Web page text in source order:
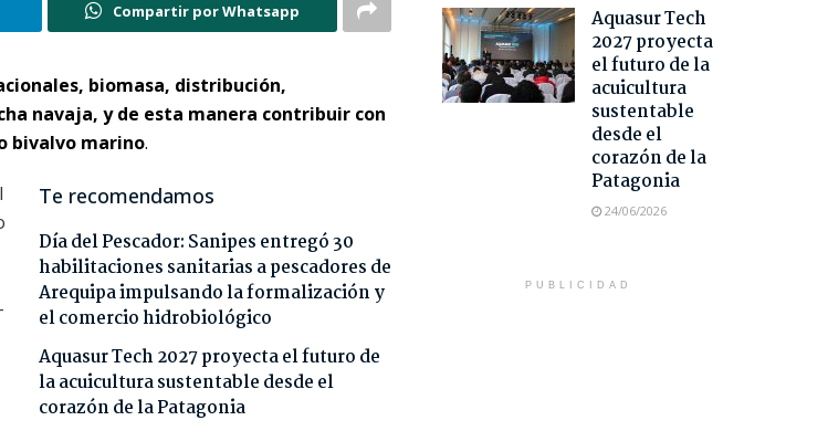
Compartir por Whatsapp
biomasa, distribución,
navaja, y de esta manera contribuir con
bivalvo marino.
Te recomendamos
Día del Pescador: Sanipes entregó 30
habilitaciones sanitarias a pescadores de
Arequipa impulsando la formalización y
el comercio hidrobiológico
Aquasur Tech 2027 proyecta el futuro de
la acuicultura sustentable desde el
corazón de la Patagonia
Aquasur Tech
2027 proyecta
el futuro de la
acuicultura
sustentable
desde el
corazón de la
Patagonia
24/06/2026
PUBLICIDAD